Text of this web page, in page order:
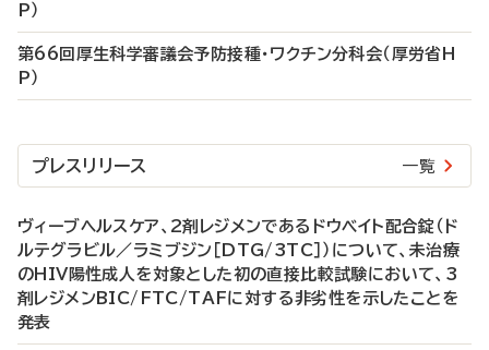
P）
第66回厚生科学審議会予防接種・ワクチン分科会（厚労省H
P）
プレスリリース 一覧
ヴィーブヘルスケア、2剤レジメンであるドウベイト配合錠（ド
ルテグラビル／ラミブジン［DTG/3TC］）について、未治療
のHIV陽性成人を対象とした初の直接比較試験において、3
剤レジメンBIC/FTC/TAFに対する非劣性を示したことを
発表